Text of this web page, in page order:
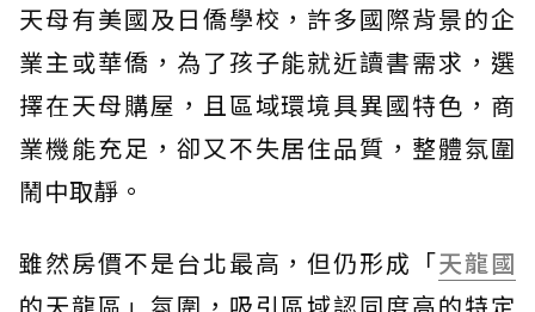
天母有美國及日僑學校，許多國際背景的企
業主或華僑，為了孩子能就近讀書需求，選
擇在天母購屋，且區域環境具異國特色，商
業機能充足，卻又不失居住品質，整體氛圍
鬧中取靜。
雖然房價不是台北最高，但仍形成「天龍國